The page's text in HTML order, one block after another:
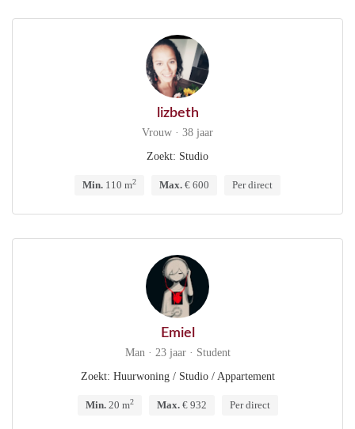
lizbeth
Vrouw · 38 jaar
Zoekt: Studio
Min. 110 m2 Max. € 600 Per direct
Emiel
Man · 23 jaar · Student
Zoekt: Huurwoning / Studio / Appartement
Min.20 m2 Max.€ 932 Per direct